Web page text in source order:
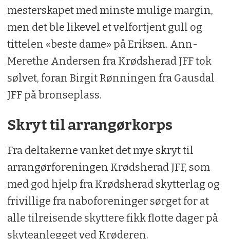
mesterskapet med minste mulige margin,
men det ble likevel et velfortjent gull og
tittelen «beste dame» på Eriksen. Ann-
Merethe Andersen fra Krødsherad JFF tok
sølvet, foran Birgit Rønningen fra Gausdal
JFF på bronseplass.
Skryt til arrangørkorps
Fra deltakerne vanket det mye skryt til
arrangørforeningen Krødsherad JFF, som
med god hjelp fra Krødsherad skytterlag og
frivillige fra naboforeninger sørget for at
alle tilreisende skyttere fikk flotte dager på
skyteanlegget ved Krøderen.